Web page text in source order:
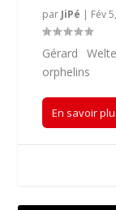
par JiPé | Fév
Gérard
orphelins
En savoir